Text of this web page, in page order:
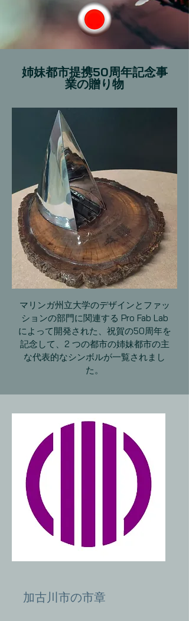
姉妹都市提携50周年記念事
業の贈り物
マリンガ州立大学のデザインとファッ
ションの部門に関連する Pro Fab Lab
によって開発された、祝賀の50周年を
記念して、2 つの都市の姉妹都市の主
な代表的なシンボルが一覧されまし
た。
加古川市の市章